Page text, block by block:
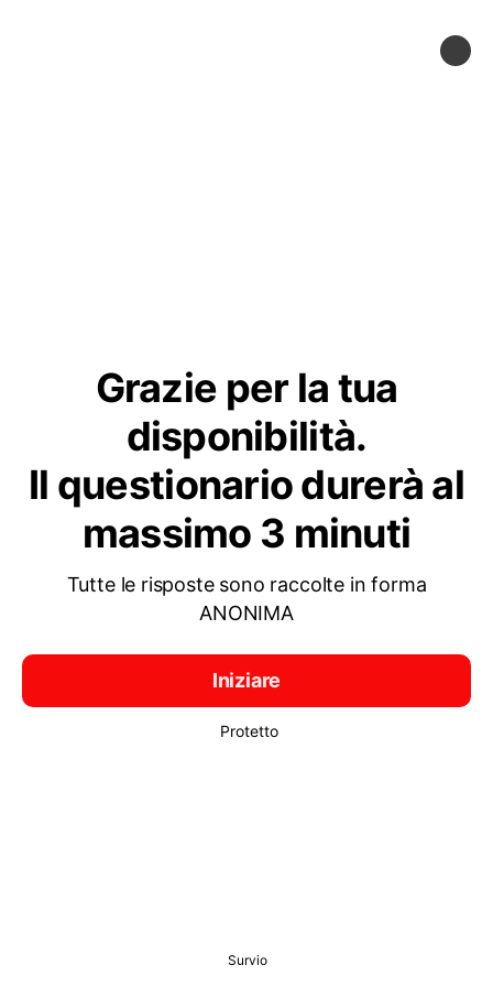
Grazie per la tua
disponibilità.
Il questionario durerà al
massimo 3 minuti
Tutte le risposte sono raccolte in forma
ANONIMA
Iniziare
Protetto
Survio